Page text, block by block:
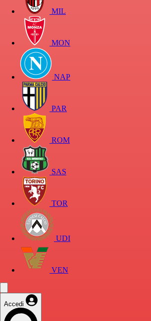
MIL
MON
NAP
PAR
ROM
SAS
TOR
UDI
VEN
Accedi